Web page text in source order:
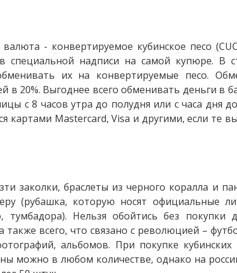
- конвертируемое кубинское песо
специальной надписи на самой купюре. В
их на конвертируемые песо.
20%. Выгоднее всего обменивать деньги в
с 8 часов утра до полудня или с часа дня
картами Mastercard, Visa и другими, если те
заколки, браслеты из черного коралла и
(рубашка, которую носят официальные
тумбадора). Нельзя обойтись без покупки
также всего, что связано с революцией –
альбомов. При покупке кубинских
можно в любом количестве, однако на